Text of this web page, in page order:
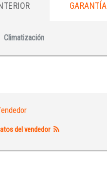
GARANTÍA
Climatización
del vendedor